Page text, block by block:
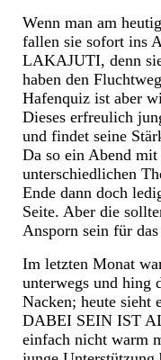
Wenn man am
fallen sie sofort ins
LAKAJUTI, denn
haben den
Hafenquiz ist aber
Dieses erfreulich
und findet seine
Da so ein Abend
unterschiedlichen
Ende dann doch
Seite. Aber die
Ansporn sein für
Im letzten Monat
unterwegs und hing
Nacken; heute sieht
DABEI SEIN IST
einfach nicht warm